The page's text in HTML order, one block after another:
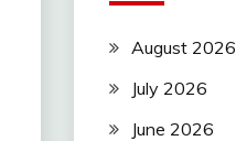
August 2026
July 2026
June 2026